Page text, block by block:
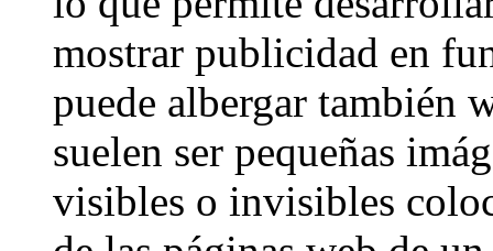
mostrar publicidad en
puede albergar también
suelen ser pequeñas
visibles o invisibles